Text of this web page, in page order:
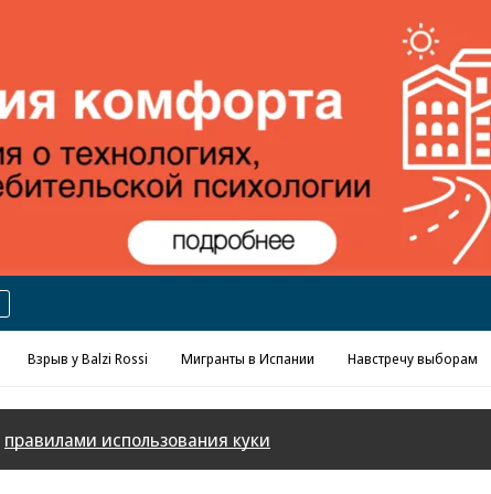
Реклама в «Ъ» www.kommersant.ru/ad
Взрыв у Balzi Rossi Мигранты в Испании Навстречу выборам
правилами использования куки